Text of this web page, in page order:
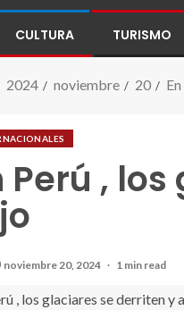
CULTURA TURISMO
2024 noviembre 20
Perú ,
noviembre 20, 2024 1 min read